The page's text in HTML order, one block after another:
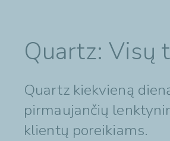
Quartz: Visų
Quartz kiekvieną
pirmaujančių
klientų poreikiams.